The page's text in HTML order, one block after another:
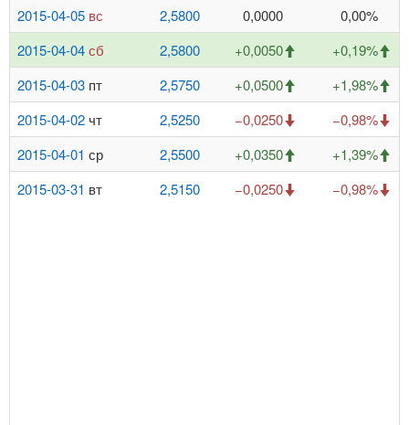
2015-04-05 вс 2,5800 0,0000
0,00%
2015-04-04сб 2,5800 +0,0050
+0,19%
2015-04-03 пт 2,5750 +0,0500
+1,98%
2015-04-02 чт 2,5250 −0,0250
−0,98%
2015-04-01 ср 2,5500 +0,0350
+1,39%
2015-03-31 вт 2,5150 −0,0250 −0,98%